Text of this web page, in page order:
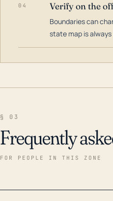
04 Verify on the
Boundaries can
state map is
§ 03
Frequently
FOR PEOPLE IN THIS ZONE